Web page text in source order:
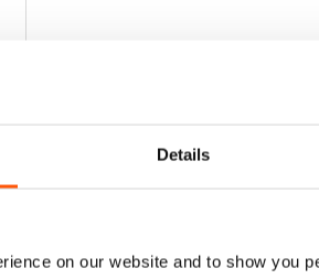
Details
on our website and to show you